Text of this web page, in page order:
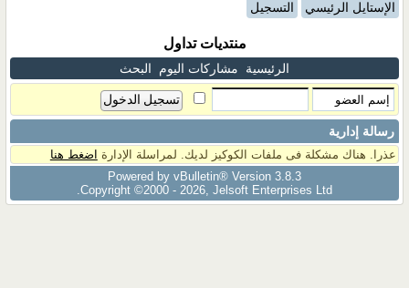
الإستايل الرئيسي التسجيل
منتديات تداول
الرئيسية مشاركات اليوم البحث
رسالة إدارية
عذرا. هناك مشكلة فى ملفات الكوكيز لديك. لمراسلة الإدارة اضغط هنا
Powered by vBulletin® Version 3.8.3
Copyright ©2000 - 2026, Jelsoft Enterprises Ltd.